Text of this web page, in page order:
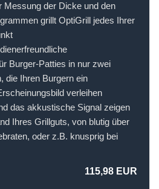
Messung der Dicke und den
grillt OptiGrill jedes Ihrer
Burger-Patties in nur zwei
die Ihren Burgern ein
verleihen
das akkustische Signal zeigen
Ihres Grillguts, von blutig über
oder z.B. knusprig bei
115,98 EUR